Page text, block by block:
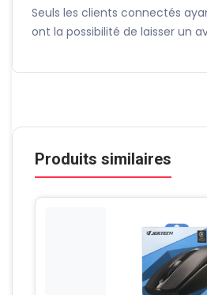
Seuls les clients connectés
ont la possibilité de laisser un
Produits similaires